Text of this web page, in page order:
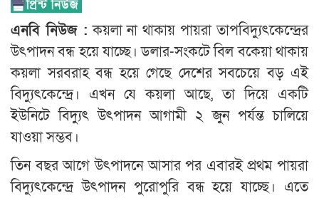
এনবি নিউজ : কয়লা না থাকায় পায়রা তাপবিদ্যুৎকেন্দ্রের
উৎপাদন বন্ধ হয়ে যাচ্ছে। ডলার-সংকটে বিল বকেয়া থাকায়
কয়লা সরবরাহ বন্ধ হয়ে গেছে দেশের সবচেয়ে বড় এই
বিদ্যুৎকেন্দ্রে। এখন যে কয়লা আছে, তা দিয়ে একটি
ইউনিটে বিদ্যুৎ উৎপাদন আগামী ২ জুন পর্যন্ত চালিয়ে
যাওয়া সম্ভব।
তিন বছর আগে উৎপাদনে আসার পর এবারই প্রথম পায়রা
বিদ্যুৎকেন্দ্রে উৎপাদন পুরোপুরি বন্ধ হয়ে যাচ্ছে। এতে